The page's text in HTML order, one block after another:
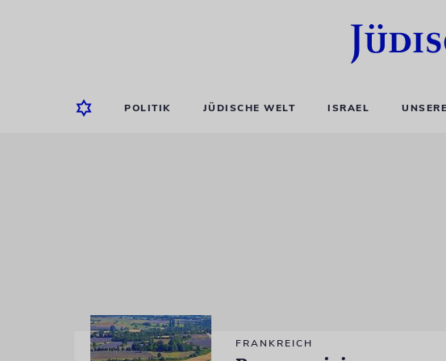
POLITIK JÜDISCHE WELT ISRAEL
FRANKREICH